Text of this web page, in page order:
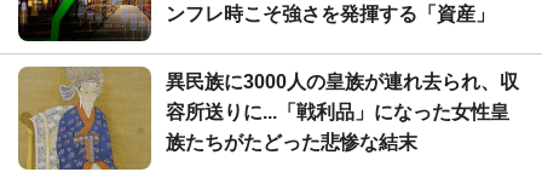
ンフレ時こそ強さを発揮する「資産」
異民族に3000人の皇族が連れ去られ、収
容所送りに...「戦利品」になった女性皇
族たちがたどった悲惨な結末